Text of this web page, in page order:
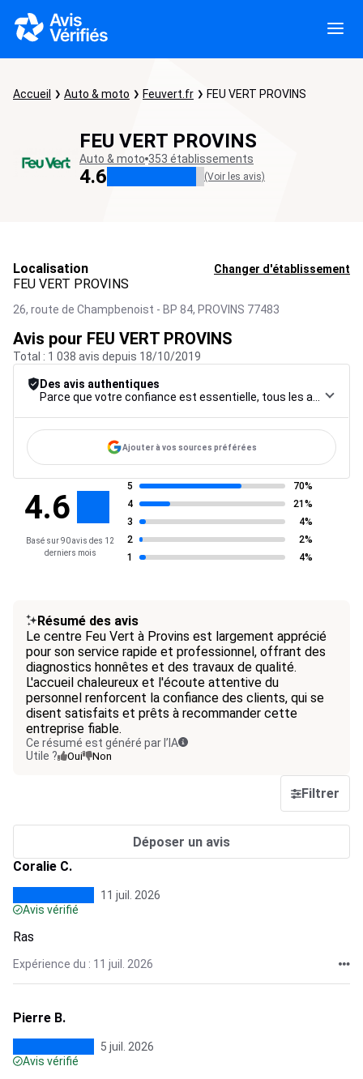
Accueil Auto & moto Feuvert.fr FEU VERT PROVINS
FEU VERT PROVINS
Auto & moto 353 établissements
4.6 (Voir les avis)
Localisation Changer d'établissement
FEU VERT PROVINS
26, route de Champbenoist - BP 84, PROVINS 77483
Avis pour FEU VERT PROVINS
Total : 1 038 avis depuis 18/10/2019
Des avis authentiques
Ajouter à vos sources préférées
4.6
Basé sur 90 avis des 12
derniers mois
5
70%
4
21%
3
4%
2
2%
1
4%
Résumé des avis
Le centre Feu Vert à Provins est largement apprécié
pour son service rapide et professionnel, offrant des
diagnostics honnêtes et des travaux de qualité.
L'accueil chaleureux et l'écoute attentive du
personnel renforcent la confiance des clients, qui se
disent satisfaits et prêts à recommander cette
entreprise fiable.
Ce résumé est généré par l’IA
Utile ?
Oui Non
Filtrer
Déposer un avis
Coralie C.
11 juil. 2026
Avis vérifié
Ras
Expérience du : 11 juil. 2026
Pierre B.
5 juil. 2026
Avis vérifié